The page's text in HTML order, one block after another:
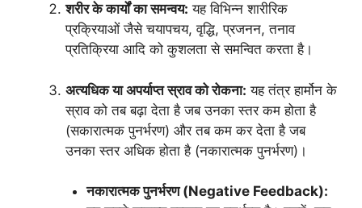
शरीर के कार्यों का समन्वय: यह विभिन्न शारीरिक
प्रक्रियाओं जैसे चयापचय, वृद्धि, प्रजनन, तनाव
प्रतिक्रिया आदि को कुशलता से समन्वित करता है।
अत्यधिक या अपर्याप्त स्राव को रोकना: यह तंत्र हार्मोन के
स्राव को तब बढ़ा देता है जब उनका स्तर कम होता है
(सकारात्मक पुनर्भरण) और तब कम कर देता है जब
उनका स्तर अधिक होता है (नकारात्मक पुनर्भरण)।
नकारात्मक पुनर्भरण (Negative Feedback):